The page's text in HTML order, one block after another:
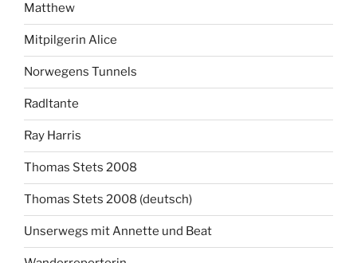
Matthew
Mitpilgerin Alice
Norwegens Tunnels
Radltante
Ray Harris
Thomas Stets 2008
Thomas Stets 2008 (deutsch)
Unserwegs mit Annette und Beat